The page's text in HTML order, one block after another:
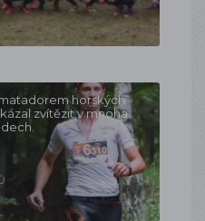
horských
zvítězit v mnoha